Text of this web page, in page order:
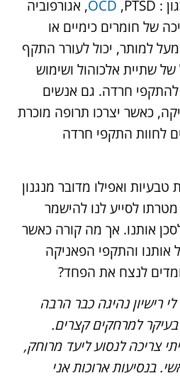
:
OCD,PTSD, אגורפוביה
של חומרים כימיים או
למותר, יכול לעורר התקף
שתיית אלכוהול ושימוש
להתקפי חרדה. גם אנשים
כאשר יצרכו תרופה מוכרת
לחוות התקפי חרדה
ואפילו מדובר מנגנון
מטרתו לסייע לנו להישמר
אותנו. אך מה קורה כאשר
והתקפי הפאניקה
לנצח את הפחד?
רישיון נהיגה כבר הרבה
למרחקים קצרים.
צריכה לנסוע ליעד מרוחק,
בנסיעות ארוכות אני